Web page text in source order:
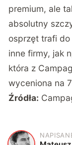
premium, ale
absolutny
osprzęt trafi
inne firmy, jak
która z
wyceniona na
Źródła: